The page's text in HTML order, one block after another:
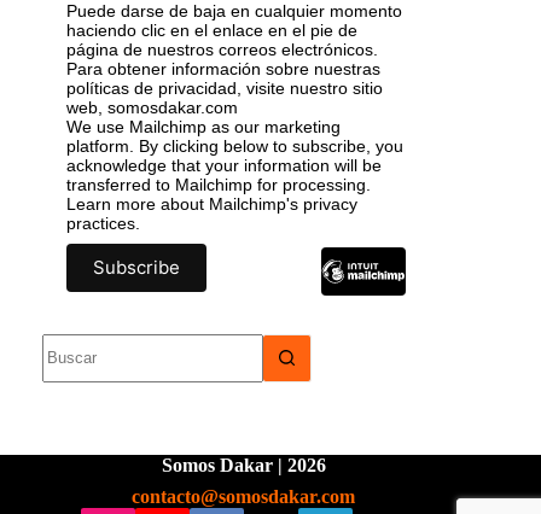
Puede darse de baja en cualquier momento
haciendo clic en el enlace en el pie de
página de nuestros correos electrónicos.
Para obtener información sobre nuestras
políticas de privacidad, visite nuestro sitio
web, somosdakar.com
We use Mailchimp as our marketing
platform. By clicking below to subscribe, you
acknowledge that your information will be
transferred to Mailchimp for processing.
Learn more about Mailchimp's privacy
practices.
Somos Dakar | 2026
contacto@somosdakar.com